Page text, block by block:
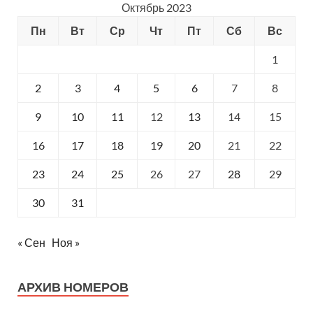
Октябрь 2023
Пн
Вт Ср Чт Пт Сб Вс
1
2 3 4 5 6 7 8
9 10 11 12 13 14 15
16 17 18 19 20 21 22
23 24 25 26 27 28 29
30 31
« Сен Ноя »
АРХИВ НОМЕРОВ